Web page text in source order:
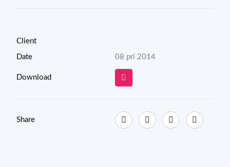
Client
Date 08 pri 2014
Download
Share